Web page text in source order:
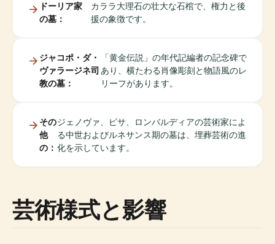
ドーリア家
の墓：
カララ大理石の壮大な石棺で、権力と後
援の象徴です。
ジャコポ・ダ・
ヴァラージネ司
教の墓：
「黄金伝説」の年代記編者の記念碑で
あり、横たわる肖像彫刻と物語風のレ
リーフがあります。
その
他
の：
ジェノヴァ、ピサ、ロンバルディアの芸術家によ
る中世およびルネサンス期の墓は、埋葬芸術の進
化を示しています。
芸術様式と影響